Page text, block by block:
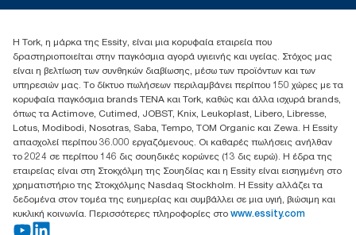
+302102705722
17th klm.National Road Athens-Lamia &2 Kalamatas
14564 N.Kifissia, Athens-Greece
Mob: +306932474930 (για Ελλάδα & Κύπρο)
Η Tork, η μάρκα της Essity, είναι μια κορυφαία εταιρεία που
δραστηριοποιείται στην παγκόσμια αγορά υγιεινής και υγείας. Στόχος μας
είναι η βελτίωση των συνθηκών διαβίωσης, μέσω των προϊόντων και των
υπηρεσιών μας. Το δίκτυο πωλήσεων περιλαμβάνει περίπου 150 χώρες με τα
κορυφαία παγκόσμια brands TENA και Tork, καθώς και άλλα ισχυρά brands,
όπως τα Actimove, Cutimed, JOBST, Knix, Leukoplast, Libero, Libresse,
Lotus, Modibodi, Nosotras, Saba, Tempo, TOM Organic και Zewa. Η Essity
απασχολεί περίπου 36.000 εργαζόμενους. Οι καθαρές πωλήσεις ανήλθαν
το 2024 σε περίπου 146 δις σουηδικές κορώνες (13 δις ευρώ). Η έδρα της
εταιρείας είναι στη Στοκχόλμη της Σουηδίας και η Essity είναι εισηγμένη στο
χρηματιστήριο της Στοκχόλμης Nasdaq Stockholm. Η Essity αλλάζει τα
δεδομένα στον τομέα της ευημερίας και συμβάλλει σε μια υγιή, βιώσιμη και
κυκλική κοινωνία. Περισσότερες πληροφορίες στο www.essity.com